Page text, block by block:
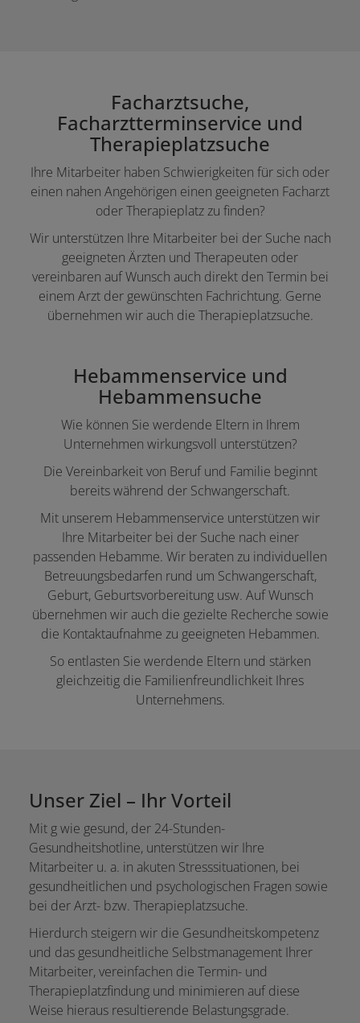
Facharztsuche,
Facharztterminservice und
Therapieplatzsuche
Ihre Mitarbeiter haben Schwierigkeiten für sich oder
einen nahen Angehörigen einen geeigneten Facharzt
oder Therapieplatz zu finden?
Wir unterstützen Ihre Mitarbeiter bei der Suche nach
geeigneten Ärzten und Therapeuten oder
vereinbaren auf Wunsch auch direkt den Termin bei
einem Arzt der gewünschten Fachrichtung. Gerne
übernehmen wir auch die Therapieplatzsuche.
Hebammenservice und
Hebammensuche
Wie können Sie werdende Eltern in Ihrem
Unternehmen wirkungsvoll unterstützen?
Die Vereinbarkeit von Beruf und Familie beginnt
bereits während der Schwangerschaft.
Mit unserem Hebammenservice unterstützen wir
Ihre Mitarbeiter bei der Suche nach einer
passenden Hebamme. Wir beraten zu individuellen
Betreuungsbedarfen rund um Schwangerschaft,
Geburt, Geburtsvorbereitung usw. Auf Wunsch
übernehmen wir auch die gezielte Recherche sowie
die Kontaktaufnahme zu geeigneten Hebammen.
So entlasten Sie werdende Eltern und stärken
gleichzeitig die Familienfreundlichkeit Ihres
Unternehmens.
Unser Ziel – Ihr Vorteil
Mit g wie gesund, der 24-Stunden-
Gesundheitshotline, unterstützen wir Ihre
Mitarbeiter u. a. in akuten Stresssituationen, bei
gesundheitlichen und psychologischen Fragen sowie
bei der Arzt- bzw. Therapieplatzsuche.
Hierdurch steigern wir die Gesundheitskompetenz
und das gesundheitliche Selbstmanagement Ihrer
Mitarbeiter, vereinfachen die Termin- und
Therapieplatzfindung und minimieren auf diese
Weise hieraus resultierende Belastungsgrade.